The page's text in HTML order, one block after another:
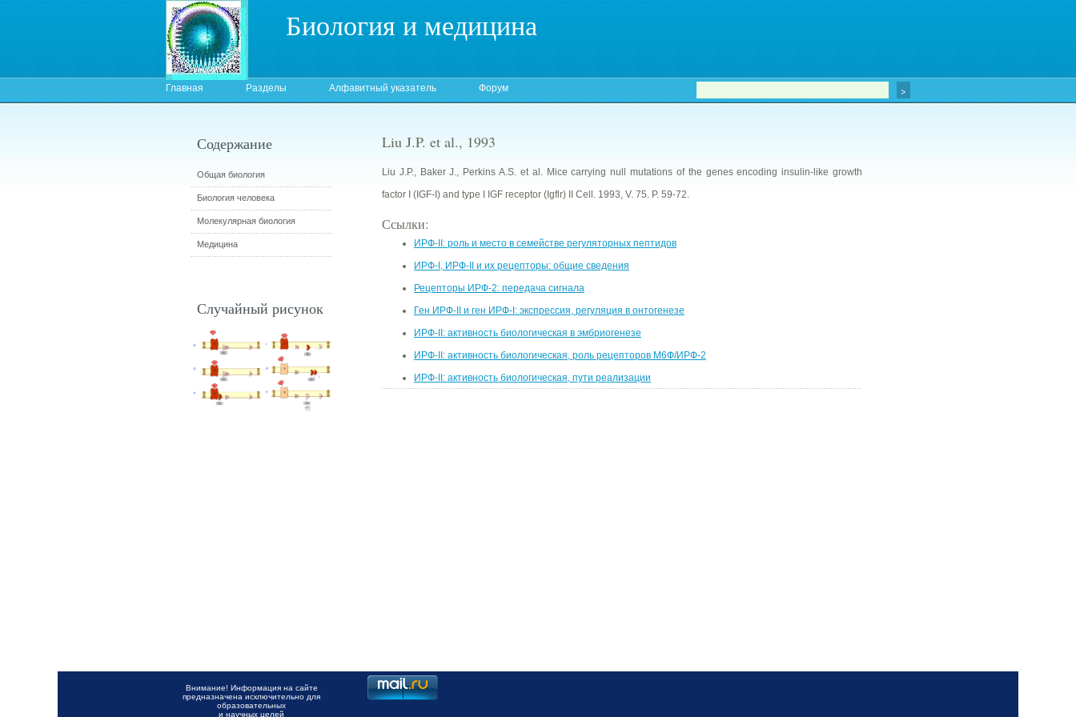
Биология и медицина
Главная Разделы Алфавитный указатель Форум
Liu J.P. et al., 1993
Liu J.P., Baker J., Perkins A.S. et al. Mice carrying null mutations of the genes encoding insulin-like growth
factor I (IGF-I) and type I IGF гесерtor (Igflr) II Cell. 1993, V. 75. P. 59-72.
Ссылки:
ИРФ-II: роль и место в семействе регуляторных пептидов
ИРФ-I, ИРФ-II и их рецепторы: общие сведения
Рецепторы ИРФ-2: передача сигнала
Ген ИРФ-II и ген ИРФ-I: экспрессия, регуляция в онтогенезе
ИРФ-II: активность биологическая в эмбриогенезе
ИРФ-II: активность биологическая, роль рецепторов М6Ф/ИРФ-2
ИРФ-II: активность биологическая, пути реализации
Содержание
Общая биология
Биология человека
Молекулярная биология
Медицина
Случайный рисунок
Внимание! Информация на сайте
предназначена исключительно для
образовательных
и научных целей